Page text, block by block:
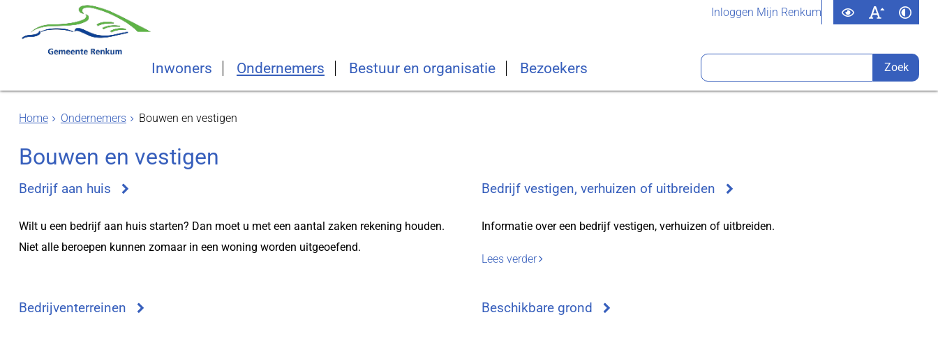
Inloggen Mijn Renkum
Inwoners Ondernemers Bestuur en organisatie Bezoekers
Home Ondernemers Bouwen en vestigen
Bouwen en vestigen
Bedrijf aan huis
Wilt u een bedrijf aan huis starten? Dan moet u met een aantal zaken rekening houden.
Niet alle beroepen kunnen zomaar in een woning worden uitgeoefend.
Bedrijf vestigen, verhuizen of uitbreiden
Informatie over een bedrijf vestigen, verhuizen of uitbreiden.
Lees verder
Bedrijventerreinen Beschikbare grond